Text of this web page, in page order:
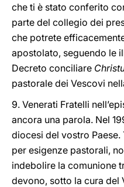
che ti è stato conferito
parte del collegio dei
che potrete
apostolato, seguendo le
Decreto conciliare
pastorale dei Vescovi
9. Venerati Fratelli
ancora una parola. Nel
diocesi del vostro Paese.
per esigenze pastorali,
indebolire la comunione
devono, sotto la cura del